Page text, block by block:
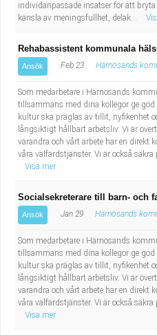
individanpassade insatser för att
känsla av meningsfullhet, delak...
Rehabassistent kommunala
Ansök Feb 23 Härnösands
Som medarbetare i Härnösands
tillsammans med dina kollegor ge god
kultur ska präglas av tillit, nyfikenhet
långsiktigt hållbart arbetsliv. Vi är
varandra och vårt arbete har en direkt
våra välfärdstjänster. Vi är också
Visa mer
Socialsekreterare till barn- och
Ansök Jan 29 Härnösands
Som medarbetare i Härnösands
tillsammans med dina kollegor ge god
kultur ska präglas av tillit, nyfikenhet
långsiktigt hållbart arbetsliv. Vi är
varandra och vårt arbete har en direkt
våra välfärdstjänster. Vi är också
Visa mer